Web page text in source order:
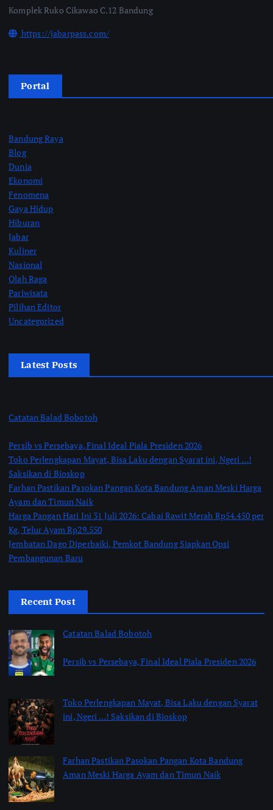
Komplek Ruko Cikawao C.12 Bandung
https://jabarpass.com/
Portal
Bandung Raya
Blog
Dunia
Ekonomi
Fenomena
Gaya Hidup
Hiburan
Jabar
Kuliner
Nasional
Olah Raga
Pariwisata
Pilihan Editor
Uncategorized
Latest Posts
Catatan Balad Bobotoh
Persib vs Persebaya, Final Ideal Piala Presiden 2026
Toko Perlengkapan Mayat, Bisa Laku dengan Syarat ini, Ngeri …!
Saksikan di Bioskop
Farhan Pastikan Pasokan Pangan Kota Bandung Aman Meski Harga
Ayam dan Timun Naik
Harga Pangan Hari Ini 31 Juli 2026: Cabai Rawit Merah Rp54.450 per
Kg, Telur Ayam Rp29.550
Jembatan Dago Diperbaiki, Pemkot Bandung Siapkan Opsi
Pembangunan Baru
Recent Post
Catatan Balad Bobotoh
Persib vs Persebaya, Final Ideal Piala Presiden 2026
Toko Perlengkapan Mayat, Bisa Laku dengan Syarat
ini, Ngeri …! Saksikan di Bioskop
Farhan Pastikan Pasokan Pangan Kota Bandung
Aman Meski Harga Ayam dan Timun Naik